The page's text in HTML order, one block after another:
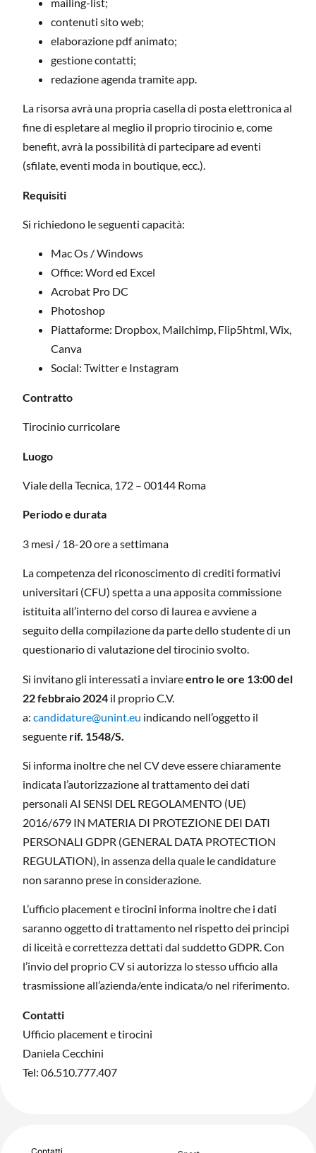
contenuti sito web;
elaborazione pdf animato;
gestione contatti;
redazione agenda tramite app.
La risorsa avrà una propria casella di posta elettronica al
fine di espletare al meglio il proprio tirocinio e, come
benefit, avrà la possibilità di partecipare ad eventi
(sfilate, eventi moda in boutique, ecc.).
Requisiti
Si richiedono le seguenti capacità:
Mac Os / Windows
Office: Word ed Excel
Acrobat Pro DC
Photoshop
Piattaforme: Dropbox, Mailchimp, Flip5html, Wix,
Canva
Social: Twitter e Instagram
Contratto
Tirocinio curricolare
Luogo
Viale della Tecnica, 172 – 00144 Roma
Periodo e durata
3 mesi / 18-20 ore a settimana
La competenza del riconoscimento di crediti formativi
universitari (CFU) spetta a una apposita commissione
istituita all’interno del corso di laurea e avviene a
seguito della compilazione da parte dello studente di un
questionario di valutazione del tirocinio svolto.
Si invitano gli interessati a inviareentro le ore 13:00 del
22 febbraio 2024 il proprio C.V.
a: candidature@unint.eu indicando nell’oggetto il
seguente rif. 1548/S.
Si informa inoltre che nel CV deve essere chiaramente
indicata l’autorizzazione al trattamento dei dati
personali AI SENSI DEL REGOLAMENTO (UE)
2016/679 IN MATERIA DI PROTEZIONE DEI DATI
PERSONALI GDPR (GENERAL DATA PROTECTION
REGULATION), in assenza della quale le candidature
non saranno prese in considerazione.
L’ufficio placement e tirocini informa inoltre che i dati
saranno oggetto di trattamento nel rispetto dei principi
di liceità e correttezza dettati dal suddetto GDPR. Con
l’invio del proprio CV si autorizza lo stesso ufficio alla
trasmissione all’azienda/ente indicata/o nel riferimento.
Contatti
Ufficio placement e tirocini
Daniela Cecchini
Tel: 06.510.777.407